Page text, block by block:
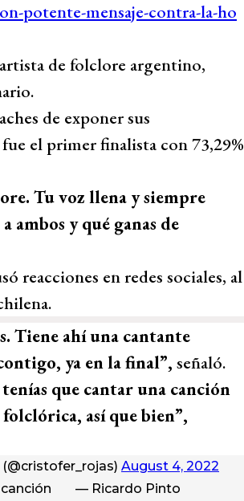
de folclore argentino,
de exponer sus
el primer finalista con 73,29%
Tu voz llena y siempre
ambos y qué ganas de
reacciones en redes sociales, al
Tiene ahí una cantante
ya en la final”, señaló.
que cantar una canción
así que bien”,
August 4, 2022
— Ricardo Pinto